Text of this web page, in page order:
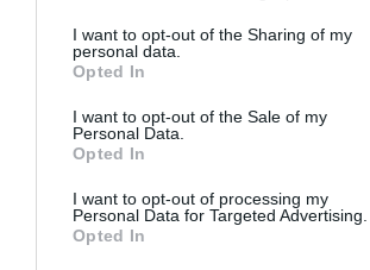
I want to opt-out of the Sharing of my
personal data.
Opted In
I want to opt-out of the Sale of my
Personal Data.
Opted In
I want to opt-out of processing my
Personal Data for Targeted Advertising.
Opted In